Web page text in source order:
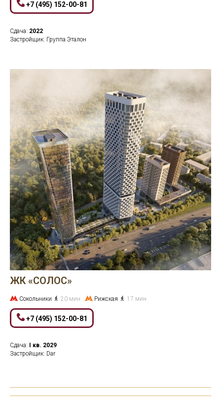
+7 (495) 152-00-81
Сдача: 2022
Застройщик: Группа Эталон
ЖК «СОЛОС»
Сокольники 20 мин Рижская 17 мин
+7 (495) 152-00-81
Сдача: I кв. 2029
Застройщик: Dar